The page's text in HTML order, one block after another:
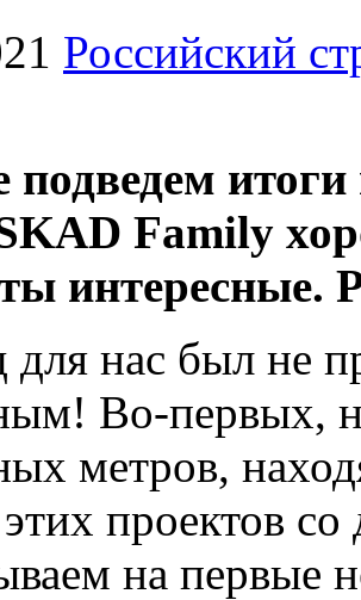
Российский
подведем
Family
интересные.
для нас был не
Во-первых,
метров,
проектов
на первые